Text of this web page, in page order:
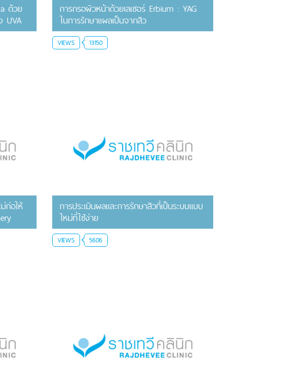
ด้วย
UVA
การกรอผิวหน้าด้วยเลเซอร์ Erbium : YAG
ในการรักษาแผลเป็นจากสิว
VIEWS 13150
ก่อให้ การประเมินผลและการรักษาสิวที่เป็นระบบแบบ
ใหม่ที่ใช้ง่าย
VIEWS 5606